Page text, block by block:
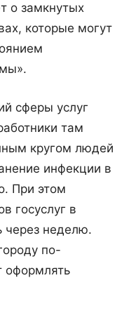
о замкнутых
которые могут
сферы услуг
там
кругом людей
инфекции в
При этом
госуслуг в
через неделю.
по-
оформлять